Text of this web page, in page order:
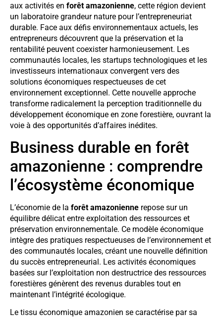
aux activités en forêt amazonienne, cette région devient
un laboratoire grandeur nature pour l’entrepreneuriat
durable. Face aux défis environnementaux actuels, les
entrepreneurs découvrent que la préservation et la
rentabilité peuvent coexister harmonieusement. Les
communautés locales, les startups technologiques et les
investisseurs internationaux convergent vers des
solutions économiques respectueuses de cet
environnement exceptionnel. Cette nouvelle approche
transforme radicalement la perception traditionnelle du
développement économique en zone forestière, ouvrant la
voie à des opportunités d’affaires inédites.
Business durable en forêt
amazonienne : comprendre
l’écosystème économique
L’économie de la forêt amazonienne repose sur un
équilibre délicat entre exploitation des ressources et
préservation environnementale. Ce modèle économique
intègre des pratiques respectueuses de l’environnement et
des communautés locales, créant une nouvelle définition
du succès entrepreneurial. Les activités économiques
basées sur l’exploitation non destructrice des ressources
forestières génèrent des revenus durables tout en
maintenant l’intégrité écologique.
Le tissu économique amazonien se caractérise par sa